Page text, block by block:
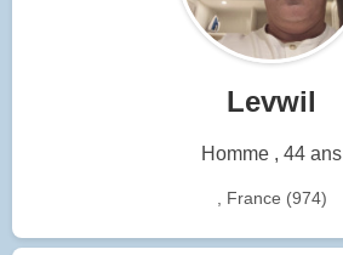
Levwil
Homme , 44 ans
, France (974)